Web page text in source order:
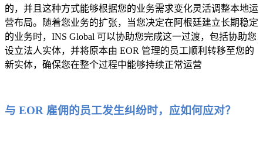
的，并且这种方式能够根据您的业务需求变化灵活调整本地运
营布局。随着您业务的扩张，当您决定在阿根廷建立长期稳定
的业务时，INS Global 可以协助您完成这一过渡，包括协助您
设立法人实体，并将原本由 EOR 管理的员工顺利转移至您的
新实体，确保您在整个过程中能够持续正常运营
与 EOR 雇佣的员工发生纠纷时，应如何应对？